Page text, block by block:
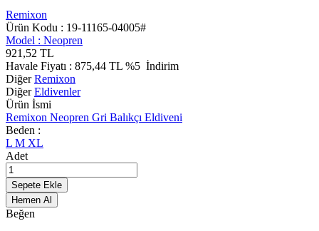
Remixon
Ürün Kodu : 19-11165-04005#
Model : Neopren
921,52 TL
Havale Fiyatı : 875,44 TL %5 İndirim
DiğerRemixon
DiğerEldivenler
Ürün İsmi
Remixon Neopren Gri Balıkçı Eldiveni
Beden :
L M XL
Adet
Sepete Ekle
Hemen Al
Beğen